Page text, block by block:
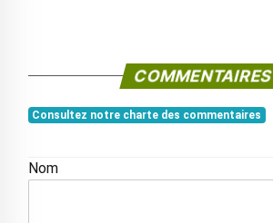
COMMENTAIRES
Consultez notre charte des commentaires
Nom